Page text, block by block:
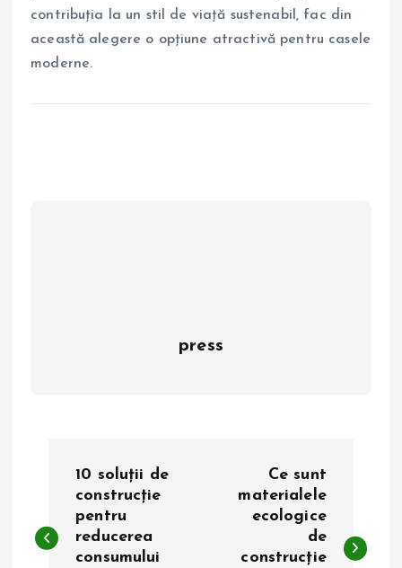
contribuția la un stil de viață sustenabil, fac din
această alegere o opțiune atractivă pentru casele
moderne.
press
v
10 soluții de
construcție
pentru
reducerea
consumului
Ce sunt
materialele
ecologice
de
construcție